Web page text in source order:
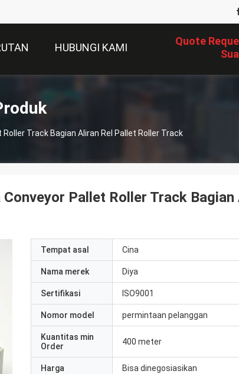
HUBUNGI KAMI
Quote
Track Bagian Aliran Rel Pallet Roller Track
Pallet Roller Track Bagian
Tempat asal Cina
Nama merek Diya
Sertifikasi ISO9001
Nomor model permintaan pelanggan
Kuantitas min
Order
400 meter
Harga Bisa dinegosiasikan